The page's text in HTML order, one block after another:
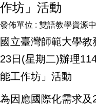
作坊」活動
發佈單位 : 雙語教學資源
國立臺灣師範大學
23日(星期二)辦理
能工作坊」活動
為因應國際化需求